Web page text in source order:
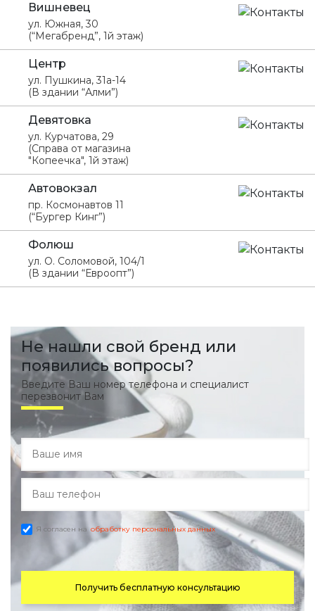
Вишневец
ул. Южная, 30
(“Мегабренд”, 1й этаж)
Центр
ул. Пушкина, 31а-14
(В здании “Алми”)
Девятовка
ул. Курчатова, 29
(Справа от магазина
"Копеечка", 1й этаж)
Автовокзал
пр. Космонавтов 11
(“Бургер Кинг”)
Фолюш
ул. О. Соломовой, 104/1
(В здании “Евроопт”)
Не нашли свой бренд или
появились вопросы?
Введите Ваш номер телефона и специалист
перезвонит Вам
Я согласен на обработку персональных данных
Получить бесплатную консультацию